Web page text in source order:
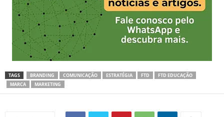
TAGS BRANDING COMUNICAÇÃO ESTRATÉGIA FTD
FTD EDUCAÇÃO
MARCA
MARKETING